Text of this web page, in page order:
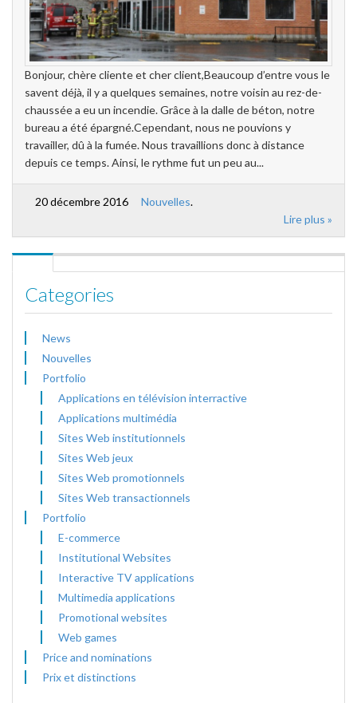
Bonjour, chère cliente et cher client,Beaucoup d’entre vous le
savent déjà, il y a quelques semaines, notre voisin au rez-de-
chaussée a eu un incendie. Grâce à la dalle de béton, notre
bureau a été épargné.Cependant, nous ne pouvions y
travailler, dû à la fumée. Nous travaillions donc à distance
depuis ce temps. Ainsi, le rythme fut un peu au...
20 décembre 2016 Nouvelles.
Lire plus »
Categories
News
Nouvelles
Portfolio
Applications en télévision interractive
Applications multimédia
Sites Web institutionnels
Sites Web jeux
Sites Web promotionnels
Sites Web transactionnels
Portfolio
E-commerce
Institutional Websites
Interactive TV applications
Multimedia applications
Promotional websites
Web games
Price and nominations
Prix et distinctions